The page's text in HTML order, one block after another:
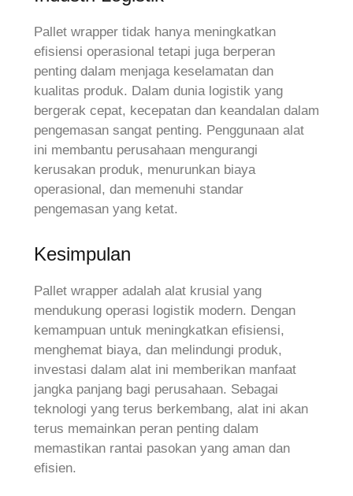
Pallet wrapper tidak hanya meningkatkan
efisiensi operasional tetapi juga berperan
penting dalam menjaga keselamatan dan
kualitas produk. Dalam dunia logistik yang
bergerak cepat, kecepatan dan keandalan dalam
pengemasan sangat penting. Penggunaan alat
ini membantu perusahaan mengurangi
kerusakan produk, menurunkan biaya
operasional, dan memenuhi standar
pengemasan yang ketat.
Kesimpulan
Pallet wrapper adalah alat krusial yang
mendukung operasi logistik modern. Dengan
kemampuan untuk meningkatkan efisiensi,
menghemat biaya, dan melindungi produk,
investasi dalam alat ini memberikan manfaat
jangka panjang bagi perusahaan. Sebagai
teknologi yang terus berkembang, alat ini akan
terus memainkan peran penting dalam
memastikan rantai pasokan yang aman dan
efisien.